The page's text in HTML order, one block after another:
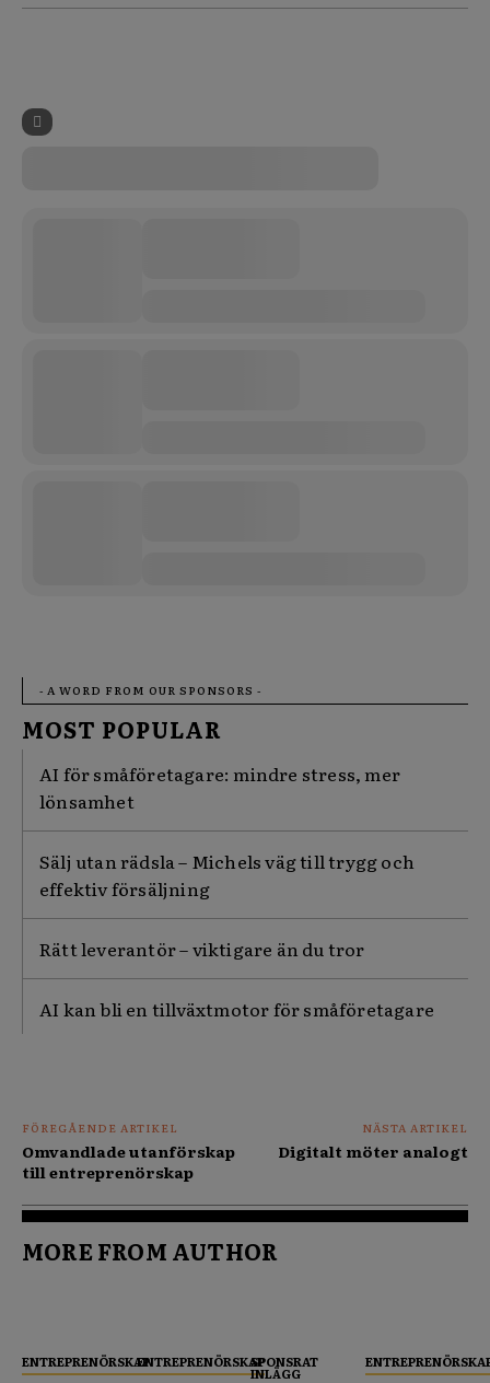
- A WORD FROM OUR SPONSORS -
MOST POPULAR
AI för småföretagare: mindre stress, mer
lönsamhet
Sälj utan rädsla – Michels väg till trygg och
effektiv försäljning
Rätt leverantör – viktigare än du tror
AI kan bli en tillväxtmotor för småföretagare
FÖREGÅENDE ARTIKEL
Omvandlade utanförskap
till entreprenörskap
NÄSTA ARTIKEL
Digitalt möter analogt
MORE FROM AUTHOR
ENTREPRENÖRSKAPENTREPRENÖRSKAPSPONSRAT
INLÄGG